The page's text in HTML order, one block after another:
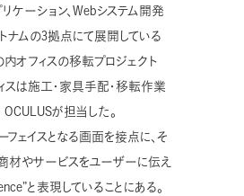
リケーション、Webシステム開発
ナムの3拠点にて展開している
オフィスの移転プロジェクト
スは施工・家具手配・移転作業
が担当した。
フェイスとなる画面を接点に、そ
材やサービスをユーザーに伝え
と表現していることにある。